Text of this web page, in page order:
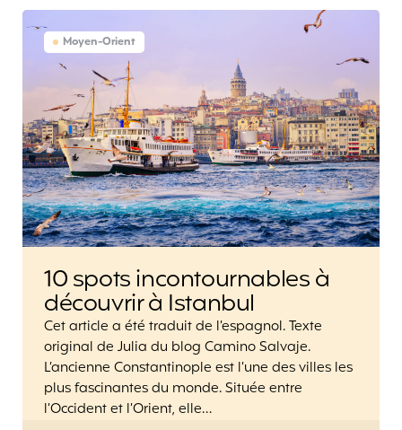
Moyen-Orient
10 spots incontournables à
découvrir à Istanbul
Cet article a été traduit de l’espagnol. Texte
original de Julia du blog Camino Salvaje.
L’ancienne Constantinople est l’une des villes les
plus fascinantes du monde. Située entre
l’Occident et l’Orient, elle…